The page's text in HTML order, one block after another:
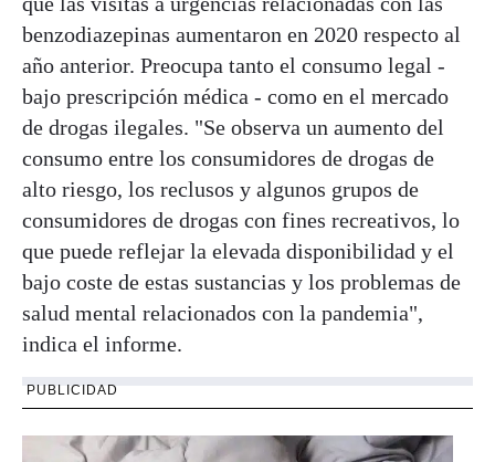
benzodiazepinas aumentaron en 2020 respecto al
año anterior. Preocupa tanto el consumo legal -
bajo prescripción médica - como en el mercado
de drogas ilegales. "Se observa un aumento del
consumo entre los consumidores de drogas de
alto riesgo, los reclusos y algunos grupos de
consumidores de drogas con fines recreativos, lo
que puede reflejar la elevada disponibilidad y el
bajo coste de estas sustancias y los problemas de
salud mental relacionados con la pandemia",
indica el informe.
PUBLICIDAD